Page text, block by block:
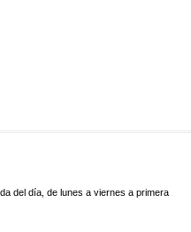
del día, de lunes a viernes a primera